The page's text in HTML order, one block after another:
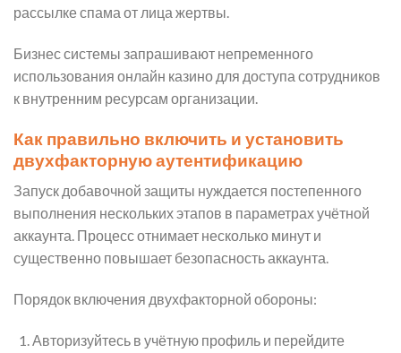
рассылке спама от лица жертвы.
Бизнес системы запрашивают непременного
использования онлайн казино для доступа сотрудников
к внутренним ресурсам организации.
Как правильно включить и установить
двухфакторную аутентификацию
Запуск добавочной защиты нуждается постепенного
выполнения нескольких этапов в параметрах учётной
аккаунта. Процесс отнимает несколько минут и
существенно повышает безопасность аккаунта.
Порядок включения двухфакторной обороны:
Авторизуйтесь в учётную профиль и перейдите